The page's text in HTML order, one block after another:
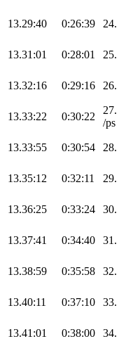
13.29:40 0:26:39 24.
13.31:01 0:28:01 25.
13.32:16 0:29:16 26.
13.33:22 0:30:22
27.
/ps
13.33:55 0:30:54 28.
13.35:12 0:32:11 29.
13.36:25 0:33:24 30.
13.37:41 0:34:40 31.
13.38:59 0:35:58 32.
13.40:11 0:37:10 33.
13.41:01 0:38:00 34.